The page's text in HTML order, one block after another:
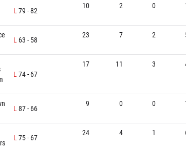
L79 -82
10 2 0
L 63 - 58
23 7 2
L74- 67
17 11 3
L87- 66
9 0 0
L75- 67
24 4 1